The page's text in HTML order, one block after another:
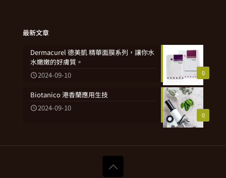
最新文章
0
Dermacurel 德美凱 精華面膜系列，讓你水
水嫩嫩的好膚質。
2024-09-10
0
Biotanico 港香蘭應用生技
2024-09-10